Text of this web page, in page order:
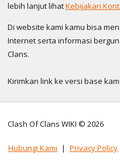
lebih lanjut lihatKebijakan
Di website kami kamu bisa
Internet serta informasi
Clans.
Kirimkan link ke versi base
Clash Of Clans WIKI © 2026
Hubungi Kami | Privacy Policy